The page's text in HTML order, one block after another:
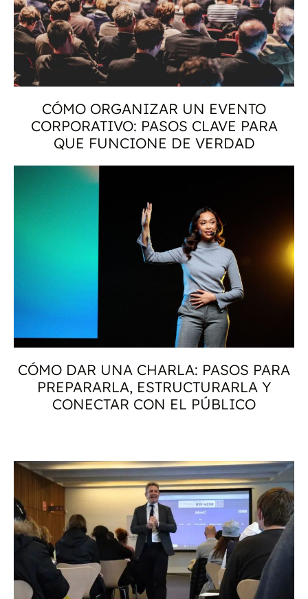
CÓMO ORGANIZAR UN EVENTO
CORPORATIVO: PASOS CLAVE PARA
QUE FUNCIONE DE VERDAD
CÓMO DAR UNA CHARLA: PASOS PARA
PREPARARLA, ESTRUCTURARLA Y
CONECTAR CON EL PÚBLICO